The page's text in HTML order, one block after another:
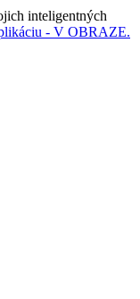
inteligentných
- V OBRAZE.